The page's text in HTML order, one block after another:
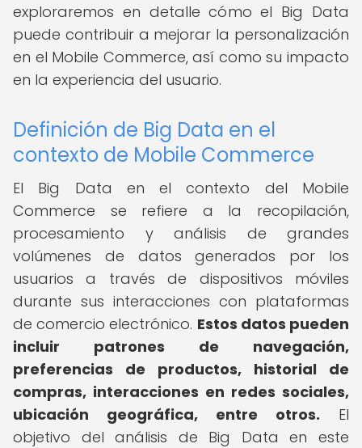
exploraremos en detalle cómo el Big Data
puede contribuir a mejorar la personalización
en el Mobile Commerce, así como su impacto
en la experiencia del usuario.
Definición de Big Data en el
contexto de Mobile Commerce
El Big Data en el contexto del Mobile
Commerce se refiere a la recopilación,
procesamiento y análisis de grandes
volúmenes de datos generados por los
usuarios a través de dispositivos móviles
durante sus interacciones con plataformas
de comercio electrónico. Estos datos pueden
incluir patrones de navegación,
preferencias de productos, historial de
compras, interacciones en redes sociales,
ubicación geográfica, entre otros. El
objetivo del análisis de Big Data en este